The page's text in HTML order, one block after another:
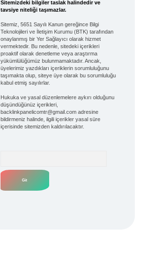
Sitemizdeki bilgiler taslak halindedir ve
tavsiye niteliği taşımazlar.
Sitemiz, 5651 Sayılı Kanun gereğince Bilgi
Teknolojileri ve İletişim Kurumu (BTK) tarafından
onaylanmış bir Yer Sağlayıcı olarak hizmet
vermektedir. Bu nedenle, sitedeki içerikleri
proaktif olarak denetleme veya araştırma
yükümlülüğümüz bulunmamaktadır. Ancak,
üyelerimiz yazdıkları içeriklerin sorumluluğunu
taşımakta olup, siteye üye olarak bu sorumluluğu
kabul etmiş sayılırlar.
Hukuka ve yasal düzenlemelere aykırı olduğunu
düşündüğünüz içerikleri,
backlinkpanelicomtr@gmail.comadresine
bildirmeniz halinde, ilgili içerikler yasal süre
içerisinde sitemizden kaldırılacaktır.